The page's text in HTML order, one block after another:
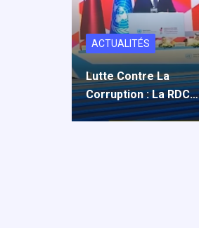
ACTUALITÉS
Lutte Contre La
Corruption : La RDC…